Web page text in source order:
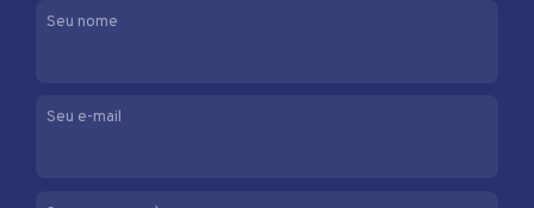
Seu nome
Seu e-mail